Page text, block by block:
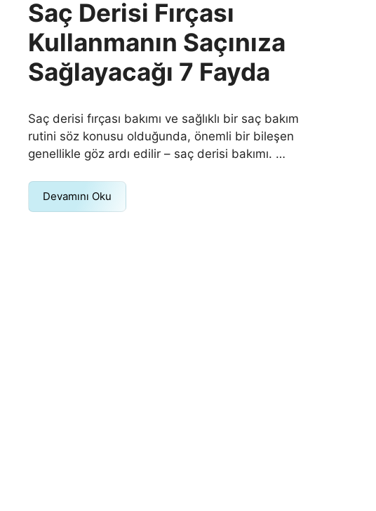
Saç Derisi Fırçası
Kullanmanın Saçınıza
Sağlayacağı 7 Fayda
Saç derisi fırçası bakımı ve sağlıklı bir saç bakım
rutini söz konusu olduğunda, önemli bir bileşen
genellikle göz ardı edilir – saç derisi bakımı. …
Devamını Oku